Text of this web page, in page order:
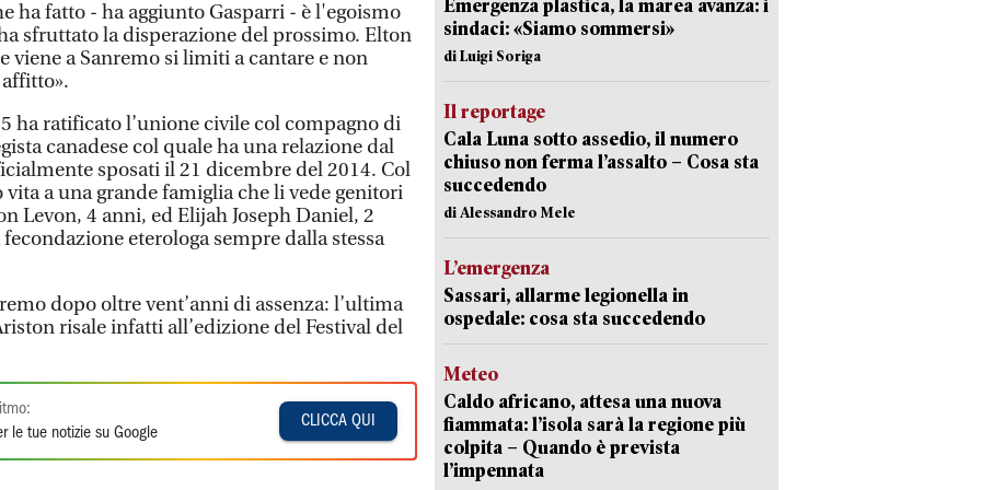
ha fatto - ha aggiunto Gasparri - è l'egoismo
sfruttato la disperazione del prossimo. Elton
viene a Sanremo si limiti a cantare e non
ha ratificato l’unione civile col compagno di
canadese col quale ha una relazione dal
sposati il 21 dicembre del 2014. Col
a una grande famiglia che li vede genitori
Levon, 4 anni, ed Elijah Joseph Daniel, 2
eterologa sempre dalla stessa
dopo oltre vent’anni di assenza: l’ultima
risale infatti all’edizione del Festival del
le tue notizie su Google
CLICCA QUI
Emergenza plastica, la marea avanza: i
sindaci: «Siamo sommersi»
di Luigi Soriga
Il reportage
Cala Luna sotto assedio, il numero
chiuso non ferma l’assalto – Cosa sta
succedendo
di Alessandro Mele
L’emergenza
Sassari, allarme legionella in
ospedale: cosa sta succedendo
Meteo
Caldo africano, attesa una nuova
fiammata: l’isola sarà la regione più
colpita – Quando è prevista
l’impennata